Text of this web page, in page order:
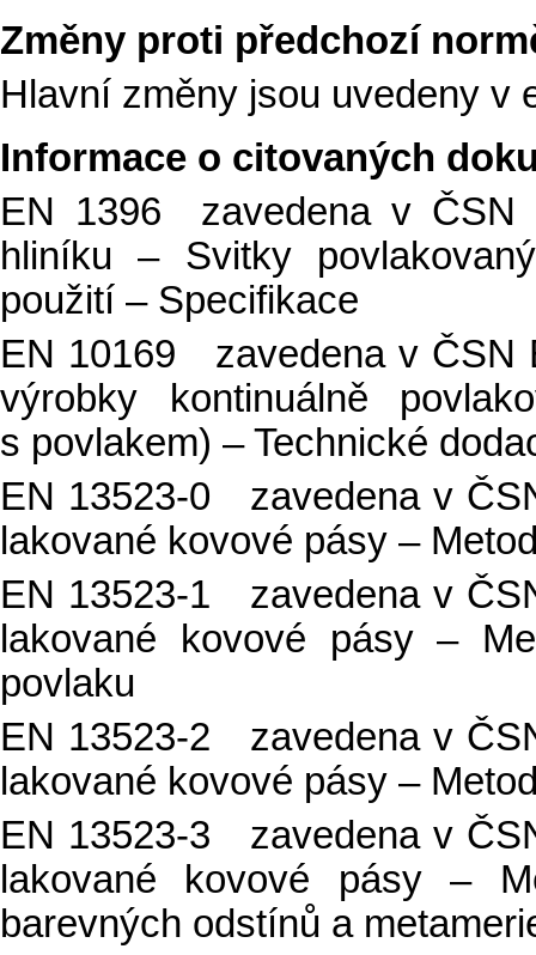
Změny proti předchozí
Hlavní změny jsou uvedeny v
Informace o citovaných
EN 1396 zavedena v ČSN
hliníku – Svitky
použití – Specifikace
EN 10169 zavedena v ČSN
výrobky kontinuálně
s povlakem) – Technické
EN 13523-0 zavedena v
lakované kovové pásy –
EN 13523-1 zavedena v
lakované kovové pásy –
povlaku
EN 13523-2 zavedena v
lakované kovové pásy –
EN 13523-3 zavedena v
lakované kovové pásy –
barevných odstínů a